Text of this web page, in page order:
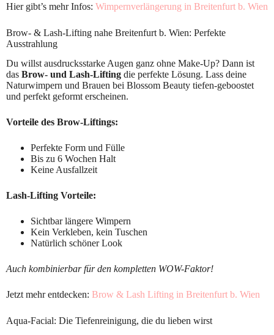
Hier gibt’s mehr Infos: Wimpernverlängerung in Breitenfurt b. Wien
Brow- & Lash-Lifting nahe Breitenfurt b. Wien: Perfekte
Ausstrahlung
Du willst ausdrucksstarke Augen ganz ohne Make-Up? Dann ist
das Brow- und Lash-Lifting die perfekte Lösung. Lass deine
Naturwimpern und Brauen bei Blossom Beauty tiefen-geboostet
und perfekt geformt erscheinen.
Vorteile des Brow-Liftings:
Perfekte Form und Fülle
Bis zu 6 Wochen Halt
Keine Ausfallzeit
Lash-Lifting Vorteile:
Sichtbar längere Wimpern
Kein Verkleben, kein Tuschen
Natürlich schöner Look
Auch kombinierbar für den kompletten WOW-Faktor!
Jetzt mehr entdecken: Brow & Lash Lifting in Breitenfurt b. Wien
Aqua-Facial: Die Tiefenreinigung, die du lieben wirst